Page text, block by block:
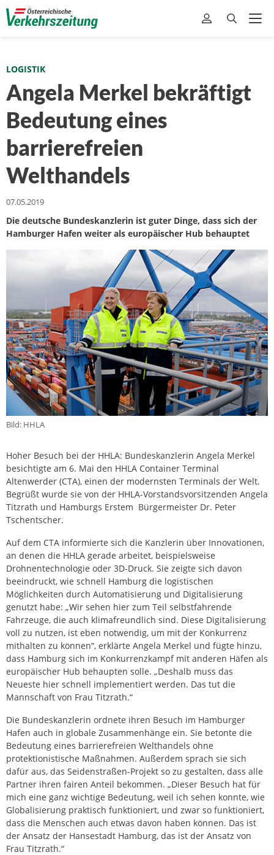
LOGISTIK
Angela Merkel bekräftigt
Bedeutung eines
barrierefreien
Welthandels
07.05.2019
Die deutsche Bundeskanzlerin ist guter Dinge, dass sich der
Hamburger Hafen weiter als europäischer Hub behauptet
Bild: HHLA
Hoher Besuch bei der HHLA: Bundeskanzlerin Angela Merkel
besichtigte am 6. Mai den HHLA Container Terminal
Altenwerder (CTA), einen der modernsten Terminals der Welt.
Begrüßt wurde sie von der HHLA-Vorstandsvorsitzenden Angela
Titzrath und Hamburgs Erstem Bürgermeister Dr. Peter
Tschentscher.
Auf dem CTA informierte sich die Kanzlerin über Innovationen,
an denen die HHLA gerade arbeitet, beispielsweise
Drohnentechnologie oder 3D-Druck. Sie zeigte sich davon
beeindruckt, wie schnell Hamburg die logistischen
Möglichkeiten durch Automatisierung und Digitalisierung
genutzt habe: „Wir sehen hier zum Teil selbstfahrende
Fahrzeuge, die auch klimafreundlich sind. Diese Digitalisierung
voll zu nutzen, ist eben notwendig, um mit der Konkurrenz
mithalten zu können“, erklärte Angela Merkel und fügte hinzu,
dass Hamburg sich im Konkurrenzkampf mit anderen Häfen als
europäischer Hub behaupten solle. „Deshalb muss das
Neueste hier schnell implementiert werden. Das tut die
Mannschaft von Frau Titzrath.“
Die Bundeskanzlerin ordnete ihren Besuch im Hamburger
Hafen auch in globale Zusammenhänge ein. Sie betonte die
Bedeutung eines barrierefreien Welthandels ohne
protektionistische Maßnahmen. Außerdem sprach sie sich
dafür aus, das Seidenstraßen-Projekt so zu gestalten, dass alle
Partner ihren fairen Anteil bekommen. „Dieser Besuch hat für
mich eine ganz wichtige Bedeutung, weil ich sehen konnte, wie
Globalisierung praktisch funktioniert, und zwar so funktioniert,
dass die Menschen auch etwas davon haben können. Das ist
der Ansatz der Hansestadt Hamburg, das ist der Ansatz von
Frau Titzrath.“